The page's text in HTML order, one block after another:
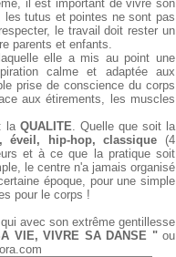
il est important de vivre son
tutus et pointes ne sont pas
le travail doit rester un
parents et enfants.
elle a mis au point une
calme et adaptée aux
prise de conscience du corps
aux étirements, les muscles
la QUALITE. Quelle que soit la
éveil, hip-hop, classique (4
et à ce que la pratique soit
le centre n'a jamais organisé
époque, pour une simple
pour le corps !
avec son extrême gentillesse
VIE, VIVRE SA DANSE "ou